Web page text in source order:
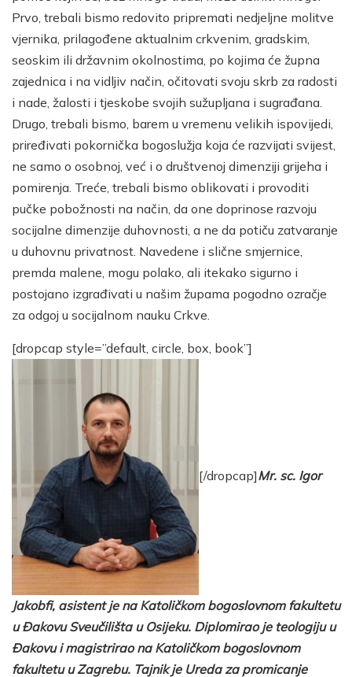
Prvo, trebali bismo redovito pripremati nedjeljne molitve
vjernika, prilagođene aktualnim crkvenim, gradskim,
seoskim ili državnim okolnostima, po kojima će župna
zajednica i na vidljiv način, očitovati svoju skrb za radosti
i nade, žalosti i tjeskobe svojih sužupljana i sugrađana.
Drugo, trebali bismo, barem u vremenu velikih ispovijedi,
priređivati pokornička bogoslužja koja će razvijati svijest,
ne samo o osobnoj, već i o društvenoj dimenziji grijeha i
pomirenja. Treće, trebali bismo oblikovati i provoditi
pučke pobožnosti na način, da one doprinose razvoju
socijalne dimenzije duhovnosti, a ne da potiču zatvaranje
u duhovnu privatnost. Navedene i slične smjernice,
premda malene, mogu polako, ali itekako sigurno i
postojano izgrađivati u našim župama pogodno ozračje
za odgoj u socijalnom nauku Crkve.
[dropcap style=”default, circle, box, book”]
[/dropcap]Mr. sc. Igor
Jakobfi, asistent je na Katoličkom bogoslovnom fakultetu
u Đakovu Sveučilišta u Osijeku. Diplomirao je teologiju u
Đakovu i magistrirao na Katoličkom bogoslovnom
fakultetu u Zagrebu. Tajnik je Ureda za promicanje